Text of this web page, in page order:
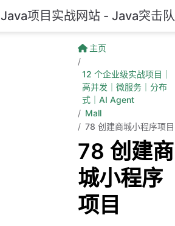
Java项目实战网站 - Java突击队
主页
12 个企业级实战项目｜
高并发｜微服务｜分布
式｜AI Agent
Mall
78 创建商城小程序项目
78 创建商
城小程序
项目